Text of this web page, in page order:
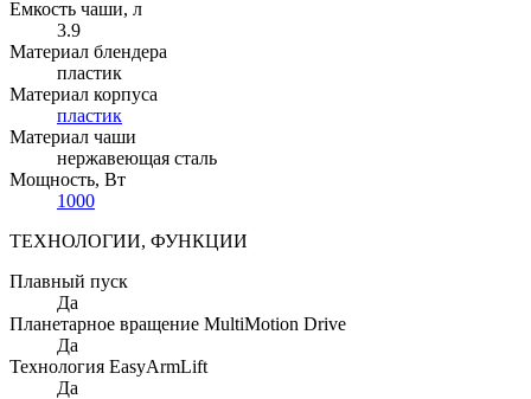
Емкость чаши, л
3.9
Материал блендера
пластик
Материал корпуса
пластик
Материал чаши
нержавеющая сталь
Мощность, Вт
1000
ТЕХНОЛОГИИ, ФУНКЦИИ
Плавный пуск
Да
Планетарное вращение MultiMotion Drive
Да
Технология EasyArmLift
Да